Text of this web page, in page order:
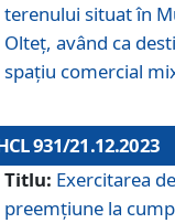
terenului situat în
Olteț, având ca
spațiu comercial
931/21.12.2023
Titlu: Exercitarea
preemțiune la